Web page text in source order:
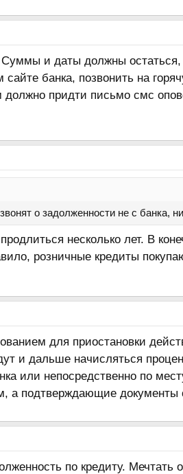
Суммы и даты должны
банка, позвонить на
должно придти письмо смс
о задолженности не с банка,
несколько лет. В
розничные кредиты
для приостановки
и дальше начисляться
или непосредственно по
а подтверждающие документы
по кредиту. Мечтать